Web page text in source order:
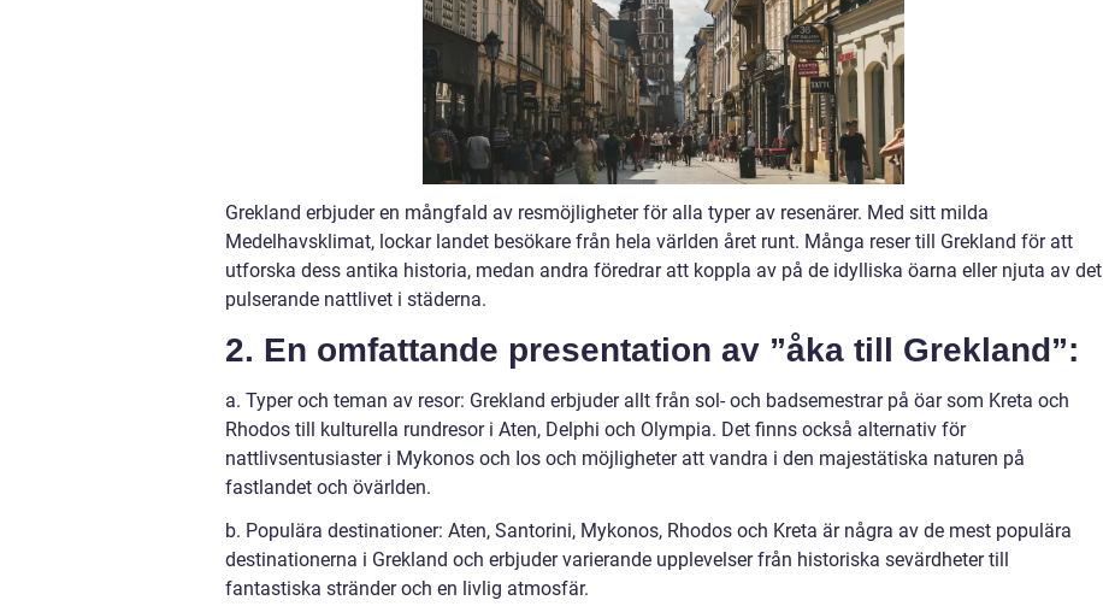
Grekland erbjuder en mångfald av resmöjligheter för alla typer av resenärer. Med sitt milda
Medelhavsklimat, lockar landet besökare från hela världen året runt. Många reser till Grekland för att
utforska dess antika historia, medan andra föredrar att koppla av på de idylliska öarna eller njuta av det
pulserande nattlivet i städerna.
2. En omfattande presentation av ”åka till Grekland”:
a. Typer och teman av resor: Grekland erbjuder allt från sol- och badsemestrar på öar som Kreta och
Rhodos till kulturella rundresor i Aten, Delphi och Olympia. Det finns också alternativ för
nattlivsentusiaster i Mykonos och Ios och möjligheter att vandra i den majestätiska naturen på
fastlandet och övärlden.
b. Populära destinationer: Aten, Santorini, Mykonos, Rhodos och Kreta är några av de mest populära
destinationerna i Grekland och erbjuder varierande upplevelser från historiska sevärdheter till
fantastiska stränder och en livlig atmosfär.